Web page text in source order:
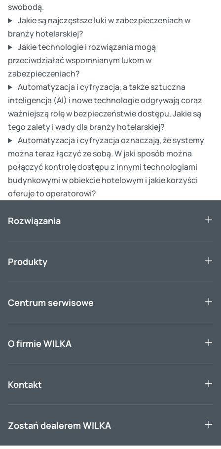
swobodą.
Jakie są najczęstsze luki w zabezpieczeniach w
branży hotelarskiej?
Jakie technologie i rozwiązania mogą
przeciwdziałać wspomnianym lukom w
zabezpieczeniach?
Automatyzacja i cyfryzacja, a także sztuczna
inteligencja (AI) i nowe technologie odgrywają coraz
ważniejszą rolę w bezpieczeństwie dostępu. Jakie są
tego zalety i wady dla branży hotelarskiej?
Automatyzacja i cyfryzacja oznaczają, że systemy
można teraz łączyć ze sobą. W jaki sposób można
połączyć kontrolę dostępu z innymi technologiami
budynkowymi w obiekcie hotelowym i jakie korzyści
oferuje to operatorowi?
Rozwiązania
Produkty
Centrum serwisowe
O firmie WILKA
Kontakt
Zostań dealerem WILKA